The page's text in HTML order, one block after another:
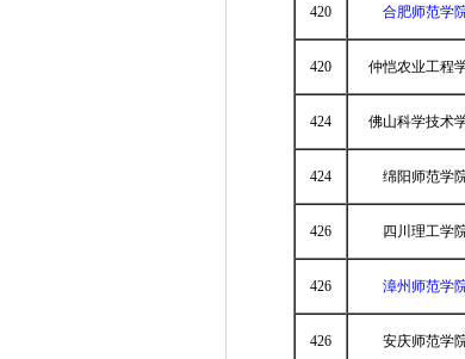
420 合肥师范学
420 仲恺农业工程
424 佛山科学技术
424 绵阳师范学
426 四川理工学
426 漳州师范学
426 安庆师范学